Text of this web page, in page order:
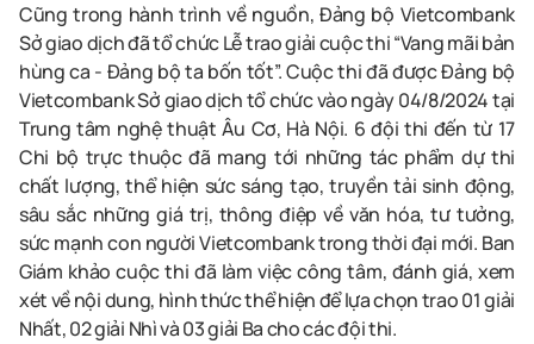
Cũng trong hành trình về nguồn, Đảng bộ Vietcombank
Sở giao dịchđã tổ chức Lễ trao giải cuộc thi “Vang mãi bản
hùng ca - Đảng bộ ta bốn tốt”. Cuộc thi đã đượcĐảng bộ
Vietcombank Sở giao dịchtổ chức vào ngày 04/8/2024 tại
Trung tâm nghệ thuật Âu Cơ, Hà Nội. 6 đội thi đến từ 17
Chi bộ trực thuộc đã mang tới những tác phẩm dự thi
chất lượng,thể hiện sức sáng tạo, truyền tải sinh động,
sâu sắc những giá trị, thông điệp vềvăn hóa, tư tưởng,
sức mạnh con người Vietcombanktrong thời đại mới. Ban
Giám khảo cuộc thi đã làm việc công tâm, đánh giá, xem
xét về nội dung, hình thức thể hiện để lựa chọn trao 01 giải
Nhất, 02 giải Nhì và 03 giải Ba cho các đội thi.